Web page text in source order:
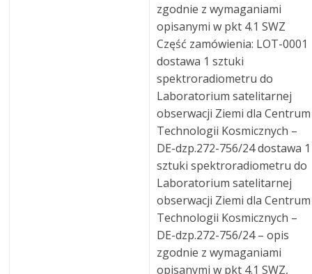
zgodnie z wymaganiami
opisanymi w pkt 4.1 SWZ
Część zamówienia: LOT-0001
dostawa 1 sztuki
spektroradiometru do
Laboratorium satelitarnej
obserwacji Ziemi dla Centrum
Technologii Kosmicznych –
DE-dzp.272-756/24 dostawa 1
sztuki spektroradiometru do
Laboratorium satelitarnej
obserwacji Ziemi dla Centrum
Technologii Kosmicznych –
DE-dzp.272-756/24 – opis
zgodnie z wymaganiami
opisanymi w pkt 4.1 SWZ,